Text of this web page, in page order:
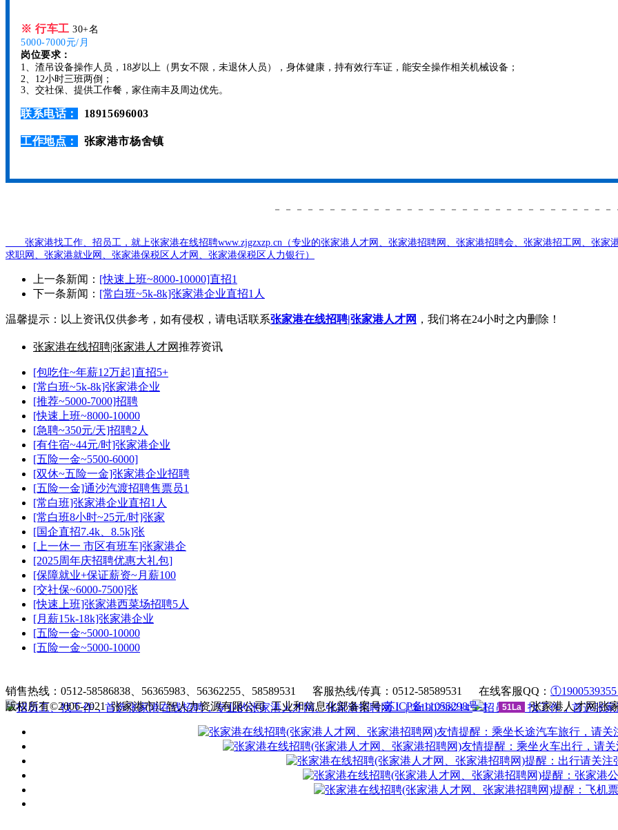
※行车工 30+名
5000-7000元/月
岗位要求：
1、渣吊设备操作人员，18岁以上（男女不限，未退休人员），身体健康，持有效行车证，能安全操作相关机械设备；
2、12小时三班两倒；
3、交社保、提供工作餐，家住南丰及周边优先。
联系电话： 18915696003
工作地点： 张家港市杨舍镇
－－－－－－－－－－－－－－－－－－－－－－－－－－－－－－－
张家港找工作、招员工，就上张家港在线招聘www.zjgzxzp.cn（专业的张家港人才网、张家港招聘网、张家港招聘会、张家港招工网、张
求职网、张家港就业网、张家港保税区人才网、张家港保税区人力银行）
上一条新闻： [快速上班~8000-10000]直招1
下一条新闻： [常白班~5k-8k]张家港企业直招1人
温馨提示：以上资讯仅供参考，如有侵权，请电话联系张家港在线招聘|张家港人才网 ，我们将在24小时之内删除！
张家港在线招聘|张家港人才网推荐资讯
[包吃住~年薪12万起]直招5+
[常白班~5k-8k]张家港企业
[推荐~5000-7000]招聘
[快速上班~8000-10000
[急聘~350元/天]招聘2人
[有住宿~44元/时]张家港企业
[五险一金~5500-6000]
[双休~五险一金]张家港企业招聘
[五险一金]通沙汽渡招聘售票员1
[常白班]张家港企业直招1人
[常白班8小时~25元/时]张家
[国企直招7.4k、8.5k]张
[上一休一 市区有班车]张家港企
[2025周年庆招聘优惠大礼包]
[保障就业+保证薪资~月薪100
[交社保~6000-7500]张
[快速上班]张家港西菜场招聘5人
[月薪15k-18k]张家港企业
[五险一金~5000-10000
[五险一金~5000-10000
销售热线：0512-58586838、56365983、56362255、58589531
客服热线/传真：0512-58589531 在线客服QQ：
| ②190298214
版权所有©2006-2021 张家港市汇智人力资源有限公司工业和信息化部备案号:苏ICP备11055298号-1 51La 张家港人才网|张